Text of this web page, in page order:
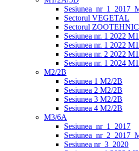
Sectorul VEGETAL
Sectorul
Sesiunea nr. 1 2022
Sesiunea nr. 1 2022
Sesiunea nr. 2 2022
Sesiunea nr. 1 2024
M2/2B
Sesiunea 1 M2/2B
Sesiunea 2 M2/2B
Sesiunea 3 M2/2B
Sesiunea 4 M2/2B
M3/6A
Sesiunea_nr_1_2017
Sesiunea nr_3_2020